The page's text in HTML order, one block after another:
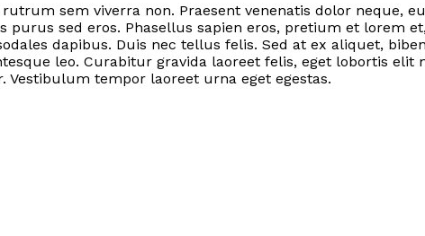
sem viverra non. Praesent venenatis dolor
purus sed eros. Phasellus sapien eros, pretium et lorem
dapibus. Duis nec tellus felis. Sed at ex aliquet,
leo. Curabitur gravida laoreet felis, eget lobortis
tempor laoreet urna eget egestas.